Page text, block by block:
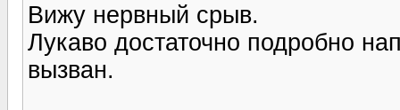
Вижу нервный срыв.
Лукаво достаточно подробно
вызван.